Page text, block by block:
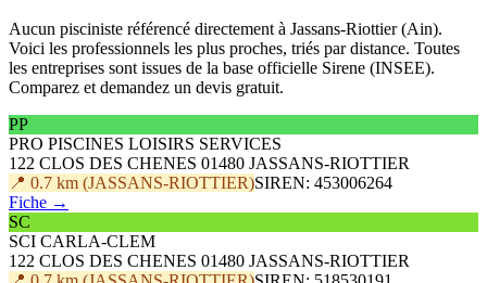
Aucun pisciniste référencé directement à Jassans-Riottier (Ain).
Voici les professionnels les plus proches, triés par distance. Toutes
les entreprises sont issues de la base officielle Sirene (INSEE).
Comparez et demandez un devis gratuit.
PP
PRO PISCINES LOISIRS SERVICES
122 CLOS DES CHENES 01480 JASSANS-RIOTTIER
📍 0.7 km (JASSANS-RIOTTIER)SIREN: 453006264
Fiche →
SC
SCI CARLA-CLEM
122 CLOS DES CHENES 01480 JASSANS-RIOTTIER